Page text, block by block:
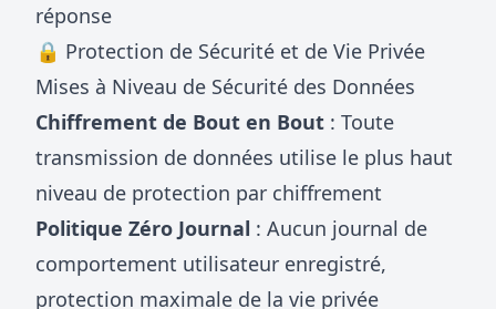
réponse
🔒 Protection de Sécurité et de Vie Privée
Mises à Niveau de Sécurité des Données
Chiffrement de Bout en Bout : Toute
transmission de données utilise le plus haut
niveau de protection par chiffrement
Politique Zéro Journal : Aucun journal de
comportement utilisateur enregistré,
protection maximale de la vie privée